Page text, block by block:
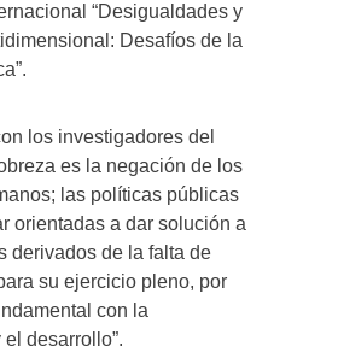
“Desigualdades y
Desafíos de la
los investigadores del
es la negación de los
las políticas públicas
orientadas a dar solución a
derivados de la falta de
su ejercicio pleno, por
con la
desarrollo”.